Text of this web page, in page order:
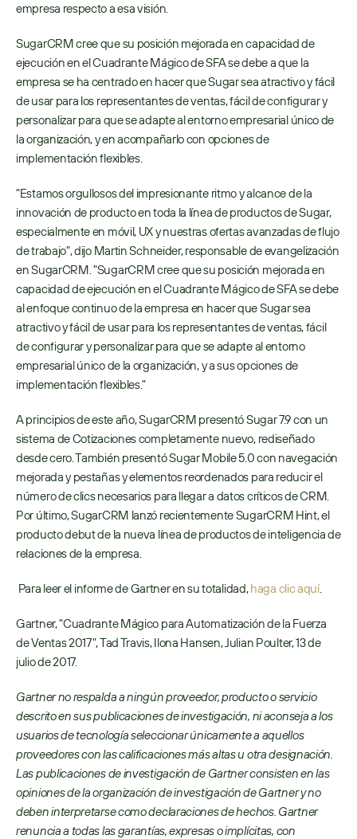
empresa respecto a esa visión.
SugarCRM cree que su posición mejorada en capacidad de
ejecución en el Cuadrante Mágico de SFA se debe a que la
empresa se ha centrado en hacer que Sugar sea atractivo y fácil
de usar para los representantes de ventas, fácil de configurar y
personalizar para que se adapte al entorno empresarial único de
la organización, y en acompañarlo con opciones de
implementación flexibles.
"Estamos orgullosos del impresionante ritmo y alcance de la
innovación de producto en toda la línea de productos de Sugar,
especialmente en móvil, UX y nuestras ofertas avanzadas de flujo
de trabajo", dijo Martin Schneider, responsable de evangelización
en SugarCRM. "SugarCRM cree que su posición mejorada en
capacidad de ejecución en el Cuadrante Mágico de SFA se debe
al enfoque continuo de la empresa en hacer que Sugar sea
atractivo y fácil de usar para los representantes de ventas, fácil
de configurar y personalizar para que se adapte al entorno
empresarial único de la organización, y a sus opciones de
implementación flexibles."
A principios de este año, SugarCRM presentó Sugar 7.9 con un
sistema de Cotizaciones completamente nuevo, rediseñado
desde cero. También presentó Sugar Mobile 5.0 con navegación
mejorada y pestañas y elementos reordenados para reducir el
número de clics necesarios para llegar a datos críticos de CRM.
Por último, SugarCRM lanzó recientemente SugarCRM Hint, el
producto debut de la nueva línea de productos de inteligencia de
relaciones de la empresa.
Para leer el informe de Gartner en su totalidad, haga clic aquí.
Gartner, "Cuadrante Mágico para Automatización de la Fuerza
de Ventas 2017", Tad Travis, Ilona Hansen, Julian Poulter, 13 de
julio de 2017.
Gartner no respalda a ningún proveedor, producto o servicio
descrito en sus publicaciones de investigación, ni aconseja a los
usuarios de tecnología seleccionar únicamente a aquellos
proveedores con las calificaciones más altas u otra designación.
Las publicaciones de investigación de Gartner consisten en las
opiniones de la organización de investigación de Gartner y no
deben interpretarse como declaraciones de hechos. Gartner
renuncia a todas las garantías, expresas o implícitas, con